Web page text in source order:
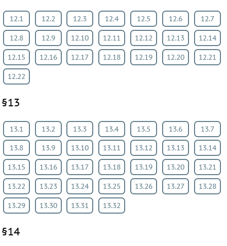
12.1 12.2 12.3 12.4 12.5 12.6 12.7
12.8 12.9 12.10 12.11 12.12 12.13 12.14
12.15 12.16 12.17 12.18 12.19 12.20 12.21
12.22
§13
13.1 13.2 13.3 13.4 13.5 13.6 13.7
13.8 13.9 13.10 13.11 13.12 13.13 13.14
13.15 13.16 13.17 13.18 13.19 13.20 13.21
13.22 13.23 13.24 13.25 13.26 13.27 13.28
13.29 13.30 13.31 13.32
§14